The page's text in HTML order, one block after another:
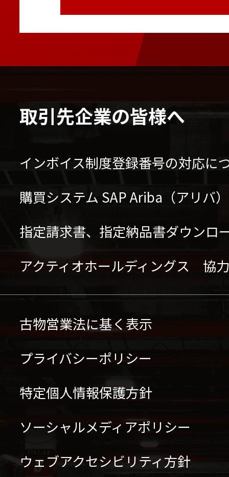
取引先企業の皆様へ
インボイス制度登録番号の対応に
購買システム SAP Ariba（アリバ
指定請求書、指定納品書ダウンロ
アクティオホールディングス 協
古物営業法に基く表示
プライバシーポリシー
特定個人情報保護方針
ソーシャルメディアポリシー
ウェブアクセシビリティ方針